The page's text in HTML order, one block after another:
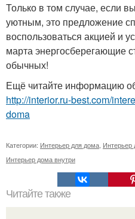
Только в том случае, если
уютным, это предложение
воспользоваться акцией и
марта энергосберегающие
обычных!
Ещё читайте информацию
http://interior.ru-best.com/
doma
Категории: Интерьер для дома Интерьер
Интерьер дома внутри
Читайте также